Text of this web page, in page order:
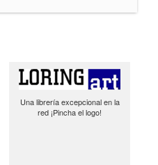
Una librería excepcional en la
red ¡Pincha el logo!